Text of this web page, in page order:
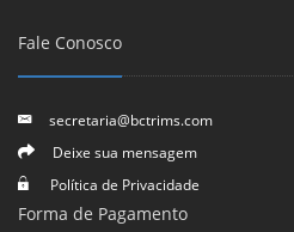
Fale Conosco
secretaria@bctrims.com
Deixe sua mensagem
Política de Privacidade
Forma de Pagamento